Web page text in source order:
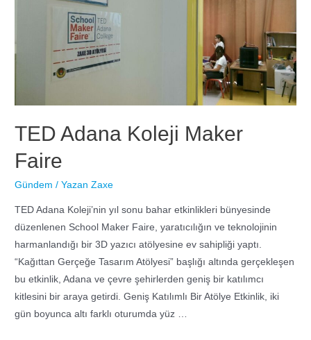
TED Adana Koleji Maker
Faire
Gündem / Yazan Zaxe
TED Adana Koleji’nin yıl sonu bahar etkinlikleri bünyesinde
düzenlenen School Maker Faire, yaratıcılığın ve teknolojinin
harmanlandığı bir 3D yazıcı atölyesine ev sahipliği yaptı.
“Kağıttan Gerçeğe Tasarım Atölyesi” başlığı altında gerçekleşen
bu etkinlik, Adana ve çevre şehirlerden geniş bir katılımcı
kitlesini bir araya getirdi. Geniş Katılımlı Bir Atölye Etkinlik, iki
gün boyunca altı farklı oturumda yüz …